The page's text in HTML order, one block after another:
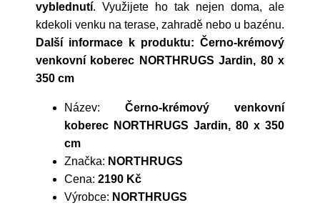
vyblednutí. Využijete ho tak nejen doma, ale
kdekoli venku na terase, zahradě nebo u bazénu.
Další informace k produktu: Černo-krémový
venkovní koberec NORTHRUGS Jardin, 80 x
350 cm
Název: Černo-krémový venkovní
koberec NORTHRUGS Jardin, 80 x 350
cm
Značka: NORTHRUGS
Cena: 2190 Kč
Výrobce: NORTHRUGS